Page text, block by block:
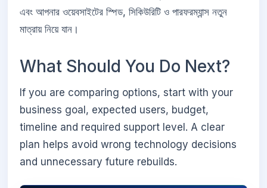
এবং আপনার ওয়েবসাইটের স্পিড, সিকিউরিটি ও পারফরম্যান্স নতুন
মাত্রায় নিয়ে যান।
What Should You Do Next?
If you are comparing options, start with your
business goal, expected users, budget,
timeline and required support level. A clear
plan helps avoid wrong technology decisions
and unnecessary future rebuilds.